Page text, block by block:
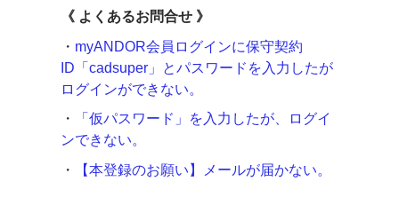
《 よくあるお問合せ 》
・ myANDOR会員ログインに保守契約
ID「cadsuper」とパスワードを入力したが
ログインができない。
・
「仮パスワード」を入力したが、ログイ
ンできない。
・
【本登録のお願い】メールが届かない。